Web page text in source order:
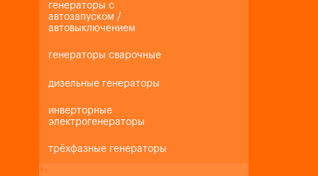
генераторы с
автозапуском /
автовыключением
генераторы сварочные
дизельные генераторы
инверторные
электрогенераторы
трёхфазные генераторы
+-